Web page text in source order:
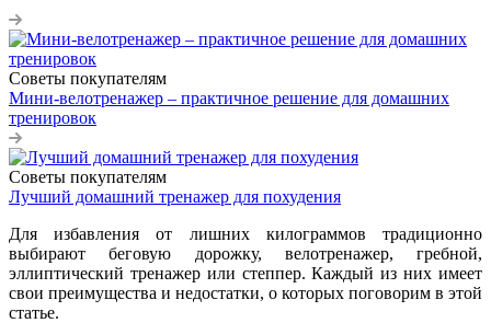
Советы покупателям
Мини-велотренажер – практичное решение для домашних
тренировок
Советы покупателям
Лучший домашний тренажер для похудения
Для избавления от лишних килограммов традиционно
выбирают беговую дорожку, велотренажер, гребной,
эллиптический тренажер или степпер. Каждый из них имеет
свои преимущества и недостатки, о которых поговорим в этой
статье.